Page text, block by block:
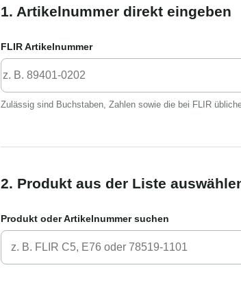
1. Artikelnummer direkt eingeben
FLIR Artikelnummer
Zulässig sind Buchstaben, Zahlen sowie die bei FLIR
2. Produkt aus der Liste
Produkt oder Artikelnummer suchen